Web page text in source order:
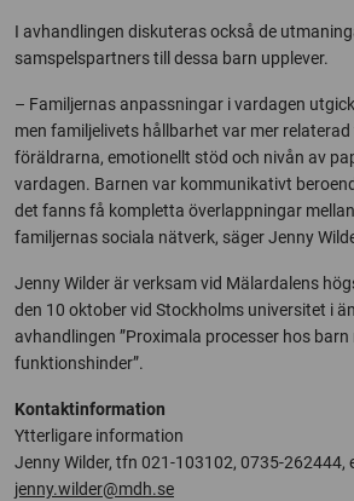
I avhandlingen diskuteras också de
samspelspartners till dessa barn upplever.
– Familjernas anpassningar i vardagen
men familjelivets hållbarhet var mer
föräldrarna, emotionellt stöd och nivån av
vardagen. Barnen var kommunikativt
det fanns få kompletta överlappningar
familjernas sociala nätverk, säger Jenny
Jenny Wilder är verksam vid Mälardalens
den 10 oktober vid Stockholms universitet i
avhandlingen ”Proximala processer hos
funktionshinder”.
Kontaktinformation
Ytterligare information
Jenny Wilder, tfn 021-103102, 0735-262444,
jenny.wilder@mdh.se